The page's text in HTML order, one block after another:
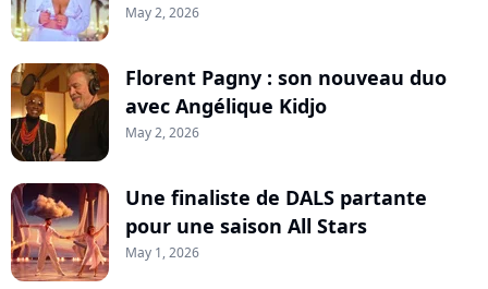
May 2, 2026
Florent Pagny : son nouveau duo
avec Angélique Kidjo
May 2, 2026
Une finaliste de DALS partante
pour une saison All Stars
May 1, 2026